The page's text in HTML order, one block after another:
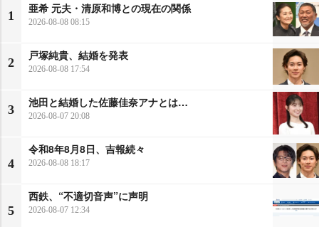
1
亜希 元夫・清原和博との現在の関係
2026-08-08 08:15
2
戸塚純貴、結婚を発表
2026-08-08 17:54
3
池田と結婚した佐藤佳奈アナとは…
2026-08-07 20:08
4
令和8年8月8日、吉報続々
2026-08-08 18:17
5
西鉄、“不適切音声”に声明
2026-08-07 12:34